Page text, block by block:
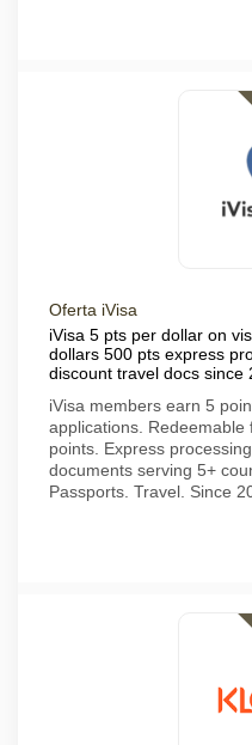
Oferta iVisa
iVisa 5 pts per dollar on
dollars 500 pts express
discount travel docs since
iVisa members earn 5
applications.
points. Express
documents serving 5+
Passports. Travel. Since